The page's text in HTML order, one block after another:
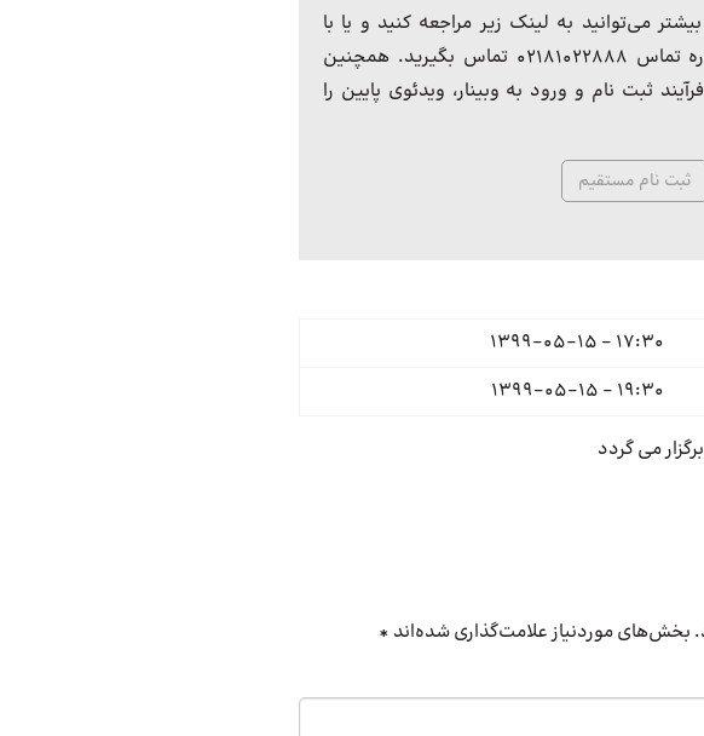
می‌توانید به لینک زیر مراجعه کنید و یا با
دبیرخانه برگزاری رویداد با شماره تماس ۰۲۱۸۱۰۲۲۸۸۸ تماس بگیرید. همچنین
ثبت نام و ورود به وبینار، ویدئوی پایین را
ثبت نام مستقیم
17:30 - 1399-05-15
19:30 - 1399-05-15
می گردد
بخش‌های موردنیاز علامت‌گذاری شده‌اند *